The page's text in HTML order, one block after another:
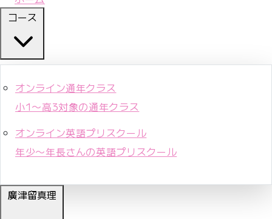
コース
オンライン通年クラス
小1〜高3対象の通年クラス
オンライン英語プリスクール
年少〜年長さんの英語プリスクール
廣津留真理